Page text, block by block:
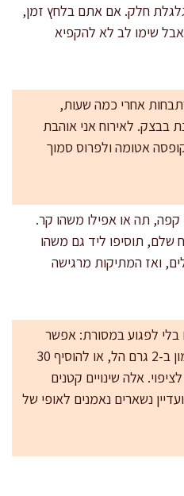
חלק. אם אתם בלחץ זמן,
אבל שימו לב לא להקפיא
אחרי כמה שעות,
בבצק. לאירוח אני אוהבת
אטומה ולפרוס סמוך
תה או אפילו משהו קר.
שלם, תוסיפו ליד גם משהו
ואז המתיקות מרגישה
בלי לפגוע במסורת: אפשר
להחליף חצי מכמות הקינמון ב-2 גרם הל, או להוסיף 30
אלה שינויים קטנים
נשארים נאמנים לאופי של